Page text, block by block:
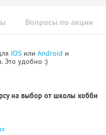
Вопросы по акции
IOS или Android и
Это удобно :)
на выбор от школы хобби